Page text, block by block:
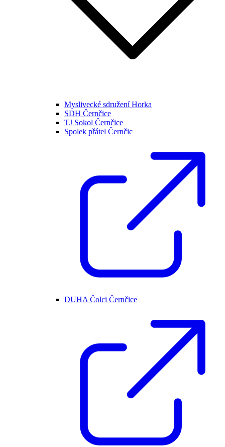
Myslivecké sdružení Horka
SDH Černčice
TJ Sokol Černčice
Spolek přátel Černčic
DUHA Čolci Černčice